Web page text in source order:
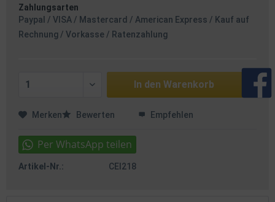
Zahlungsarten
Paypal / VISA / Mastercard / American Express / Kauf auf
Rechnung / Vorkasse / Ratenzahlung
In den Warenkorb
Merken Bewerten Empfehlen
Artikel-Nr.: CEI218